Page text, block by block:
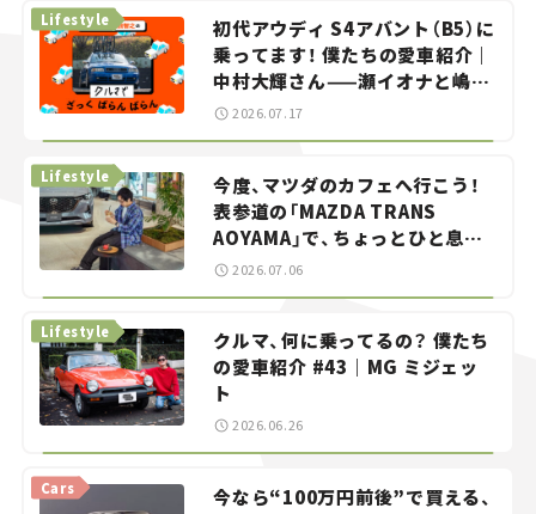
初代アウディ S4アバント（B5）に
乗ってます！ 僕たちの愛車紹介｜
中村大輝さん——瀬イオナと嶋田
智之の「クルマでざっくばらんば
らん！」＃20
Lifestyle
2026.07.17
今度、マツダのカフェへ行こう！
表参道の「MAZDA TRANS
AOYAMA」で、ちょっとひと息。
——連載｜CCGとクルマでどうす
Lifestyle
2026.07.06
クルマ、何に乗ってるの？ 僕たち
の愛車紹介 #43｜MG ミジェッ
ト
Lifestyle
2026.06.26
今なら“100万円前後”で買える、
Cars